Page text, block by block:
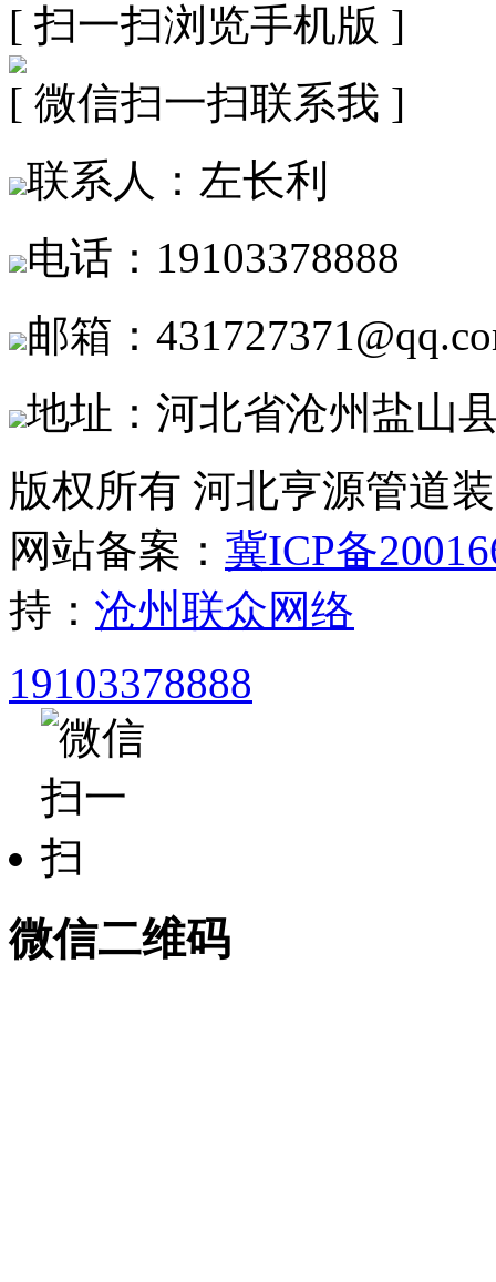
[ 扫一扫浏览手机版 ]
[ 微信扫一扫联系我 ]
联系人：左长利
电话：19103378888
邮箱：
地址：河北省沧州盐山
版权所有 河北亨源管道
网站备案： 冀ICP备
持： 沧州联众网络
19103378888
微信二维码